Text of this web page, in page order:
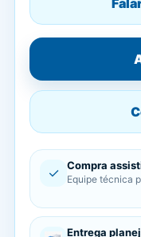
✓ Compra
Equipe técnica
Entrega